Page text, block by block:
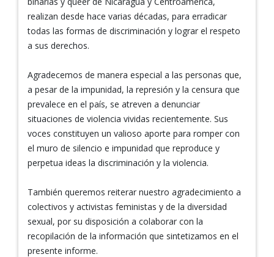
realizan desde hace varias décadas, para erradicar
todas las formas de discriminación y lograr el respeto
a sus derechos.
Agradecemos de manera especial a las personas que,
a pesar de la impunidad, la represión y la censura que
prevalece en el país, se atreven a denunciar
situaciones de violencia vividas recientemente. Sus
voces constituyen un valioso aporte para romper con
el muro de silencio e impunidad que reproduce y
perpetua ideas la discriminación y la violencia.
También queremos reiterar nuestro agradecimiento a
colectivos y activistas feministas y de la diversidad
sexual, por su disposición a colaborar con la
recopilación de la información que sintetizamos en el
presente informe.